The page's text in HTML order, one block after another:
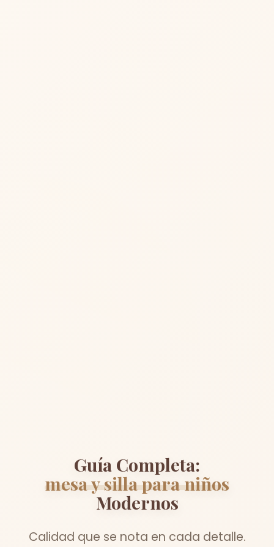
Guía Completa:
mesa y silla para niños
Modernos
Calidad que se nota en cada detalle.